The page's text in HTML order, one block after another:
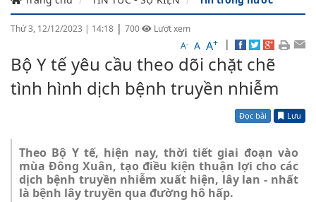
Thứ 3, 12/12/2023 | 14:18 | 700
Lượt xem
A- A A+ |
Bộ Y tế yêu cầu theo dõi chặt chẽ
tình hình dịch bệnh truyền nhiễm
Đọc bài Lưu
Theo Bộ Y tế, hiện nay, thời tiết giai đoạn vào
mùa Đông Xuân, tạo điều kiện thuận lợi cho các
dịch bệnh truyền nhiễm xuất hiện, lây lan - nhất
là bệnh lây truyền qua đường hô hấp.